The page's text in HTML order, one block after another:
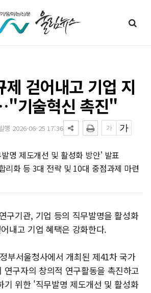
제 걷어내고 기업 지
기술혁신 촉진"
행 2026-06-25 17:36
명 제도개선 및 활성화 방안' 발표
리화 등 3대 전략 및 10대 중점과제 마련
구기관, 기업 등의 직무발명을 활성화
내고 기업 혜택은 강화한다.
부서울청사에서 개최된 제41차 국가
연구자의 창의적 연구활동을 촉진하고
기 위한 '직무발명 제도개선 및 활성화